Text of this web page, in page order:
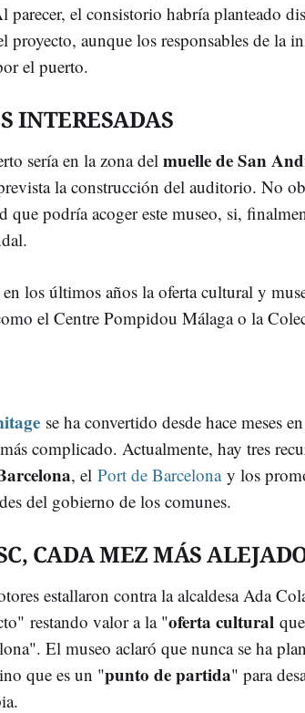
el consistorio habría planteado
proyecto, aunque los responsables de la
el puerto.
INTERESADAS
sería en la zona del muelle de San
la construcción del auditorio. No
que podría acoger este museo, si,
los últimos años la oferta cultural y
el Centre Pompidou Málaga o la
se ha convertido desde hace meses
complicado. Actualmente, hay tres
, el Port de Barcelonay los
del gobierno de los comunes.
CADA MEZ MÁS
estallaron contra la alcaldesa Ada
restando valor a la "oferta cultural
El museo aclaró que nunca se ha
que es un "punto de partida" para